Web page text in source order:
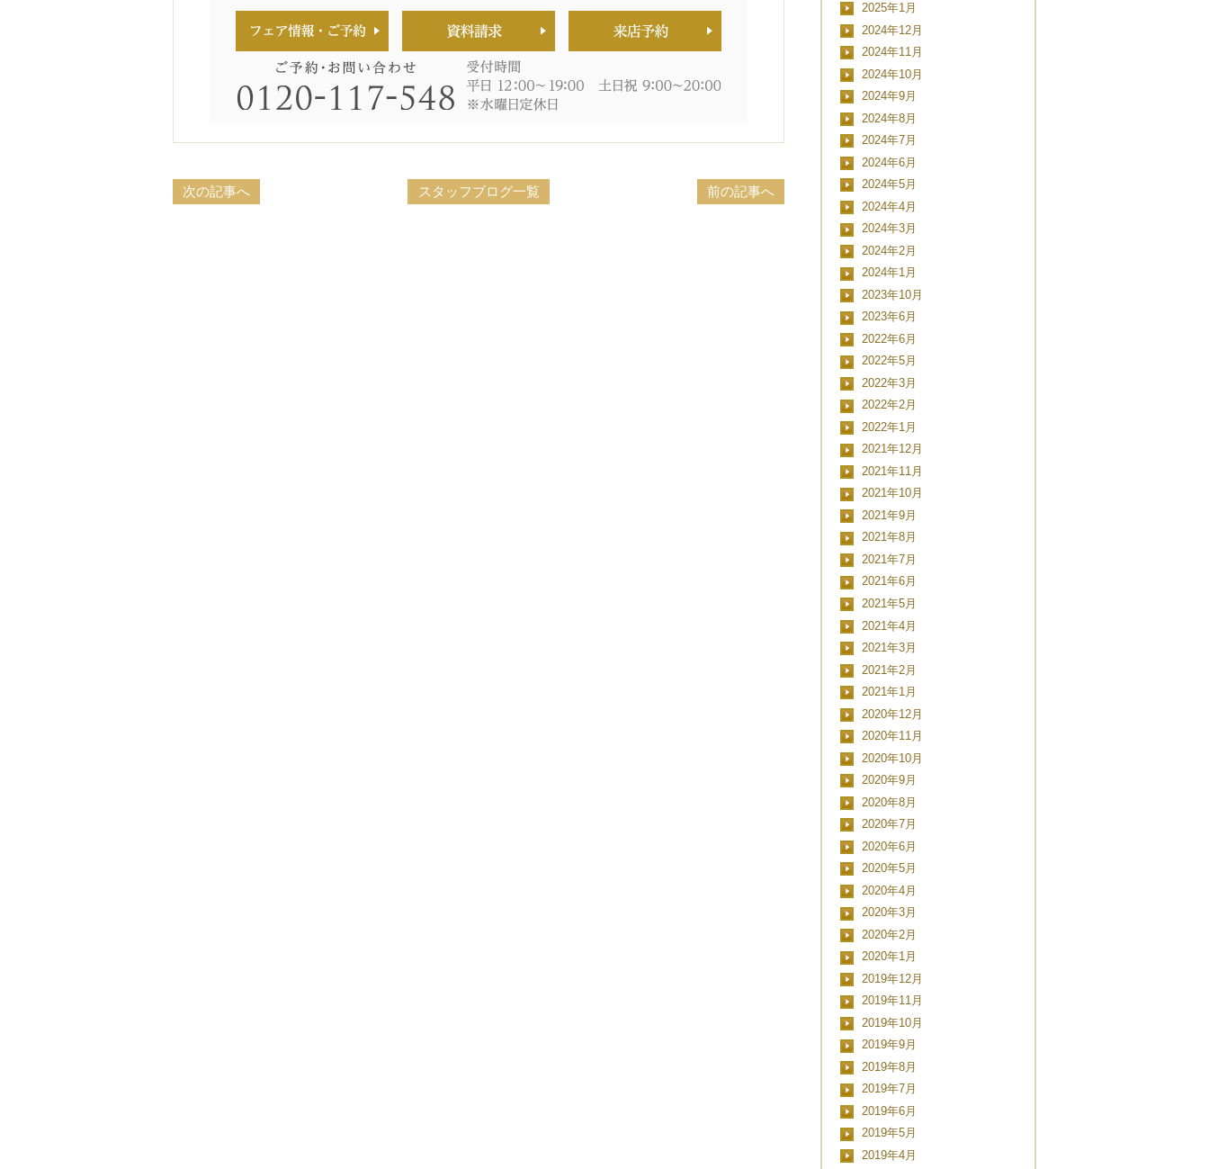
スタッフブログ一覧
次の記事へ 前の記事へ
2025年1月
2024年12月
2024年11月
2024年10月
2024年9月
2024年8月
2024年7月
2024年6月
2024年5月
2024年4月
2024年3月
2024年2月
2024年1月
2023年10月
2023年6月
2022年6月
2022年5月
2022年3月
2022年2月
2022年1月
2021年12月
2021年11月
2021年10月
2021年9月
2021年8月
2021年7月
2021年6月
2021年5月
2021年4月
2021年3月
2021年2月
2021年1月
2020年12月
2020年11月
2020年10月
2020年9月
2020年8月
2020年7月
2020年6月
2020年5月
2020年4月
2020年3月
2020年2月
2020年1月
2019年12月
2019年11月
2019年10月
2019年9月
2019年8月
2019年7月
2019年6月
2019年5月
2019年4月
■■■日付■■■